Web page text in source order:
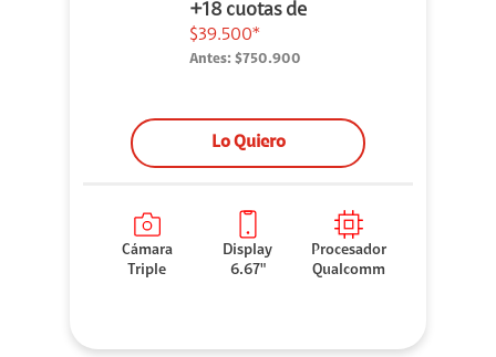
+18 cuotas de
$39.500*
Antes: $750.900
Lo Quiero
Cámara
Triple
Display
6.67"
Procesador
Qualcomm